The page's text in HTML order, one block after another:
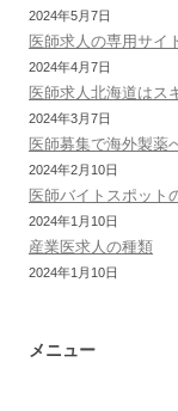
2024年5月7日
医師求人の専用サイ
2024年4月7日
医師求人北海道はス
2024年3月7日
医師募集で海外製薬
2024年2月10日
医師バイトスポット
2024年1月10日
産業医求人の種類
2024年1月10日
メニュー